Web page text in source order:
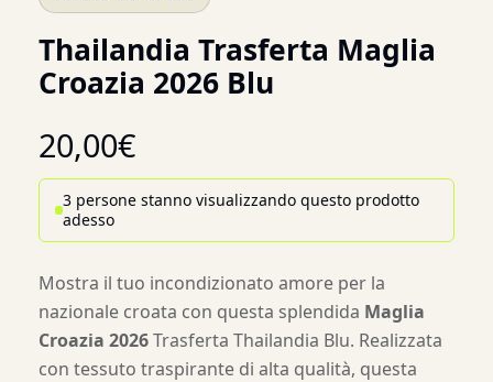
Thailandia Trasferta Maglia
Croazia 2026 Blu
20,00€
3 persone stanno visualizzando questo prodotto
adesso
Mostra il tuo incondizionato amore per la
nazionale croata con questa splendida Maglia
Croazia 2026Trasferta Thailandia Blu. Realizzata
con tessuto traspirante di alta qualità, questa